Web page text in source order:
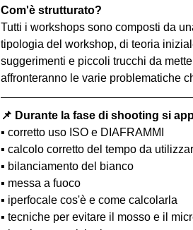
Com'è strutturato?
Tutti i workshops sono composti da
tipologia del workshop, di teoria
suggerimenti e piccoli trucchi da
affronteranno le varie problematiche
📌 Durante la fase di shooting si
▪️ corretto uso ISO e DIAFRAMMI
▪️ calcolo corretto del tempo da
▪️ bilanciamento del bianco
▪️ messa a fuoco
▪️ iperfocale cos'è e come calcolarla
▪️ tecniche per evitare il mosso e il